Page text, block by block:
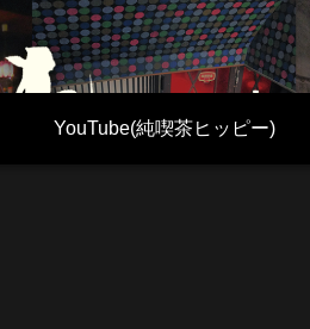
YouTube(純喫茶ヒッピー)